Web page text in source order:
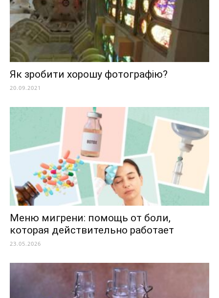
Як зробити хорошу фотографію?
20.09.2021
Меню мигрени: помощь от боли,
которая действительно работает
23.05.2026